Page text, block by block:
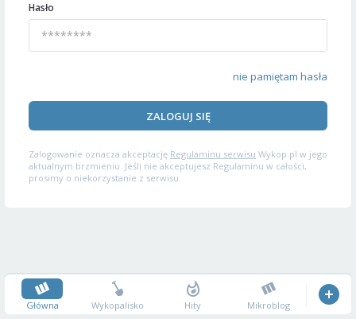
Hasło
nie pamiętam hasła
ZALOGUJ SIĘ
Zalogowanie oznacza akceptację Regulaminu serwisu Wykop.pl w jego
aktualnym brzmieniu. Jeśli nie akceptujesz Regulaminu w całości,
prosimy o niekorzystanie z serwisu.
Główna Wykopalisko Hity Mikroblog